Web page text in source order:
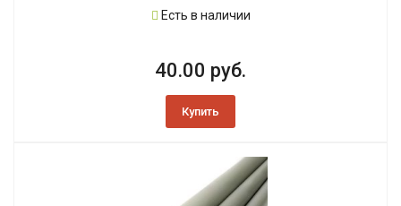
Есть в наличии
40.00 руб.
Купить